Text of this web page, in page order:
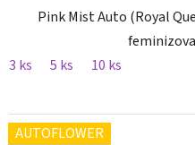
Pink Mist Auto (Royal
3 ks
5 ks 10 ks
AUTOFLOWER